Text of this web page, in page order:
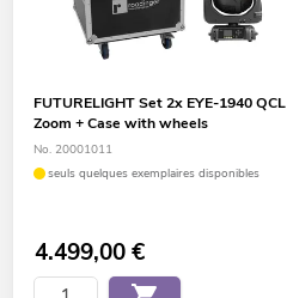
FUTURELIGHT Set 2x EYE-1940 QCL
Zoom + Case with wheels
No. 20001011
seuls quelques exemplaires disponibles
4.499,00€